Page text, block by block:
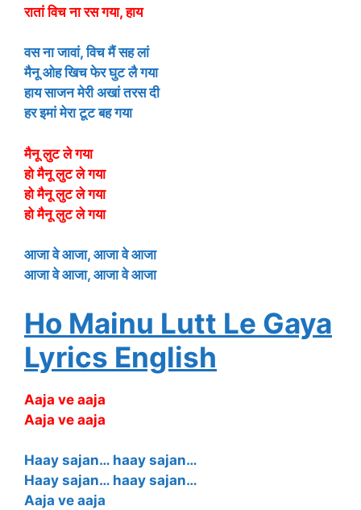
रातां विच ना रस गया, हाय
वस ना जावां, विच मैं सह लां
मैनू ओह खिच फेर घुट लै गया
हाय साजन मेरी अखां तरस दी
हर इमां मेरा टूट बह गया
मैनू लुट ले गया
हो मैनू लुट ले गया
हो मैनू लुट ले गया
हो मैनू लुट ले गया
आजा वे आजा, आजा वे आजा
आजा वे आजा, आजा वे आजा
Ho Mainu Lutt Le Gaya
Lyrics English
Aaja ve aaja
Aaja ve aaja
Haay sajan… haay sajan…
Haay sajan… haay sajan…
Aaja ve aaja